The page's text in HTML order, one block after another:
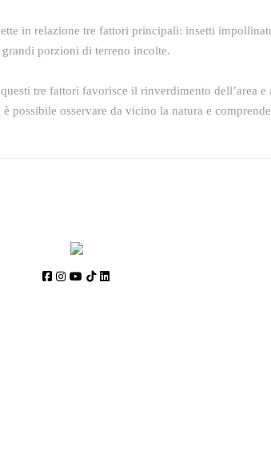
in relazione tre fattori principali: insetti
grandi porzioni di terreno incolte.
tre fattori favorisce il rinverdimento dell’area e
possibile osservare da vicino la natura e